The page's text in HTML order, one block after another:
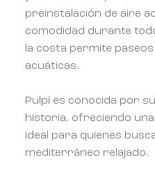
preinstalación de aire
comodidad durante
la costa permite
acuáticas.
Pulpí es conocida por
historia, ofreciendo
ideal para quienes
mediterráneo relajado.